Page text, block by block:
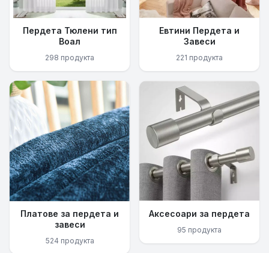
Пердета Тюлени тип
Воал
298 продукта
Евтини Пердета и
Завеси
221 продукта
Платове за пердета и
завеси
524 продукта
Аксесоари за пердета
95 продукта